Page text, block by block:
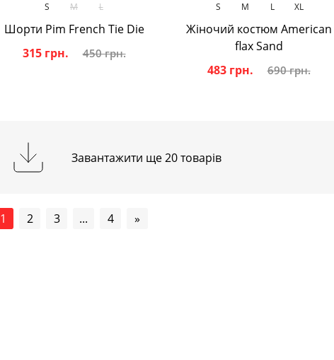
S M L
Шорти Pim French Tie Die
315 грн.
450 грн.
S M L XL
Жіночий костюм American
flax Sand
483 грн.
690 грн.
Завантажити ще 20 товарів
1 2 3 ... 4 »